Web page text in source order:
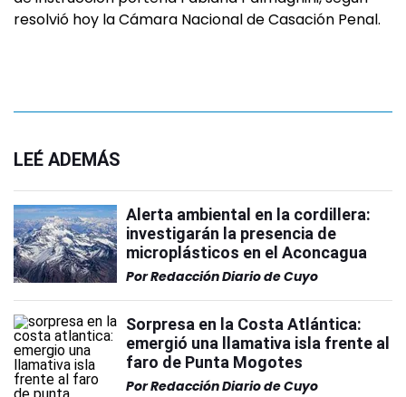
resolvió hoy la Cámara Nacional de Casación Penal.
LEÉ ADEMÁS
Alerta ambiental en la cordillera:
investigarán la presencia de
microplásticos en el Aconcagua
PorRedacción Diario de Cuyo
Sorpresa en la Costa Atlántica:
emergió una llamativa isla frente al
faro de Punta Mogotes
PorRedacción Diario de Cuyo